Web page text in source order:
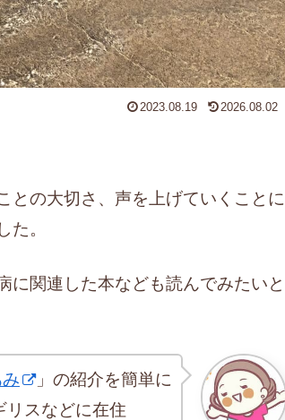
2023.08.19 2026.08.02
との大切さ、声を上げていくことに
た。
に関連した本なども読んでみたいと
」の紹介を簡単に
スなどに在住